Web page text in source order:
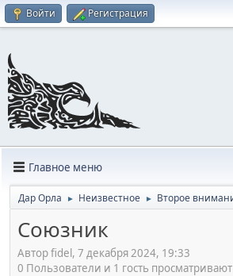
Войти Регистрация
Главное меню
Дар Орла ► Неизвестное ► Второе
Союзник
Автор fidel, 7 декабря 2024, 19:33
0 Пользователи и 1 гость просматривают